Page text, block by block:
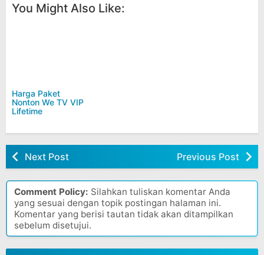
You Might Also Like:
Harga Paket
Nonton We TV VIP
Lifetime
Next Post Previous Post
Comment Policy: Silahkan tuliskan komentar Anda
yang sesuai dengan topik postingan halaman ini.
Komentar yang berisi tautan tidak akan ditampilkan
sebelum disetujui.